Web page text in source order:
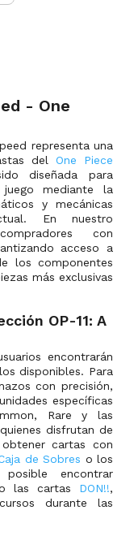
- One
representa una
delOne Piece
diseñada para
mediante la
y mecánicas
En nuestro
con
acceso a
los componentes
más exclusivas
OP-11: A
encontrarán
disponibles. Para
con precisión,
específicas
Rare y las
disfrutan de
cartas con
de Sobres o los
encontrar
las cartas DON!!,
durante las